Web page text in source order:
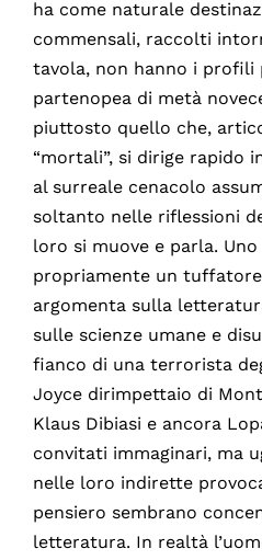
ha come naturale
commensali, raccolti
tavola, non hanno i profili
partenopea di metà
piuttosto quello che,
“mortali”, si dirige rapido
al surreale cenacolo
soltanto nelle riflessioni
loro si muove e parla.
propriamente un
argomenta sulla
sulle scienze umane e
fianco di una terrorista
Joyce dirimpettaio di
Klaus Dibiasi e ancora
convitati immaginari, ma
nelle loro indirette
pensiero sembrano
letteratura. In realtà